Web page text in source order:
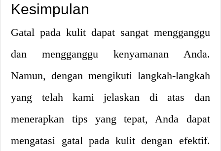
Kesimpulan
Gatal pada kulit dapat sangat mengganggu
dan mengganggu kenyamanan Anda.
Namun, dengan mengikuti langkah-langkah
yang telah kami jelaskan di atas dan
menerapkan tips yang tepat, Anda dapat
mengatasi gatal pada kulit dengan efektif.